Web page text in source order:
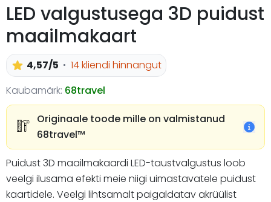
LED valgustusega 3D puidust
maailmakaart
4,57/5
14 kliendi hinnangut
Kaubamärk: 68travel
Originaale toode mille on valmistanud
68travel™️
Puidust 3D maailmakaardi LED-taustvalgustus loob
veelgi ilusama efekti meie niigi uimastavatele puidust
kaartidele. Veelgi lihtsamalt paigaldatav akrüülist